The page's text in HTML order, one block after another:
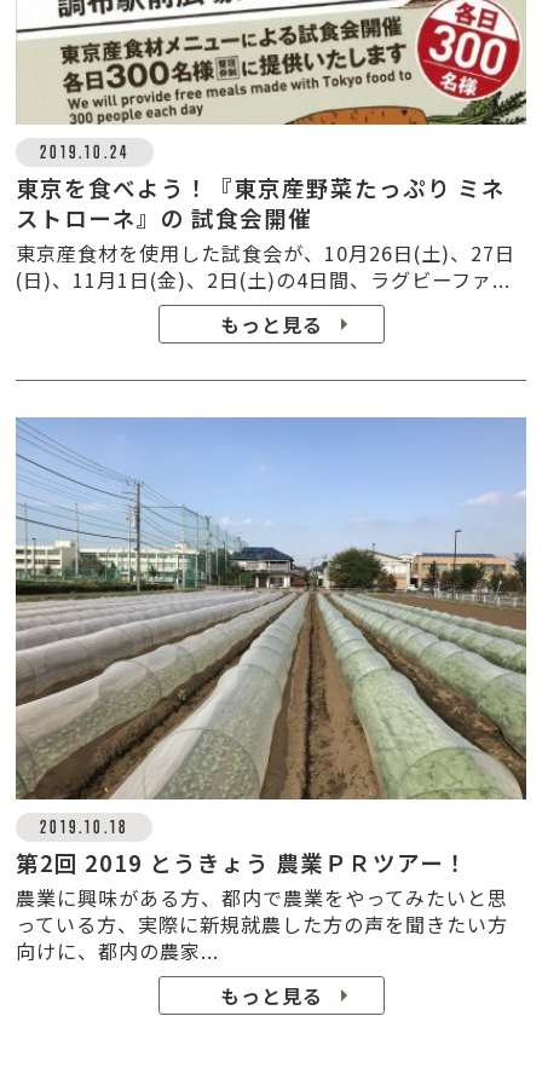
2019.10.24
東京を食べよう！『東京産野菜たっぷり ミネ
ストローネ』の 試食会開催
東京産食材を使用した試食会が、10月26日(土)、27日
(日)、11月1日(金)、2日(土)の4日間、ラグビーファ...
もっと見る
2019.10.18
第2回 2019 とうきょう 農業ＰＲツアー！
農業に興味がある方、都内で農業をやってみたいと思
っている方、実際に新規就農した方の声を聞きたい方
向けに、都内の農家...
もっと見る